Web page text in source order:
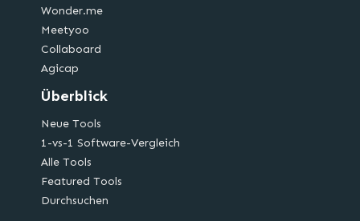
Wonder.me
Meetyoo
Collaboard
Agicap
Überblick
Neue Tools
1-vs-1 Software-Vergleich
Alle Tools
Featured Tools
Durchsuchen